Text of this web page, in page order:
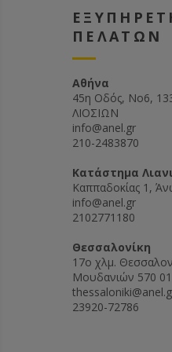
ΠΕΛΑΤΩΝ
Αθήνα
45η Οδός, Νο6,
ΛΙΟΣΙΩΝ
info@anel.gr
210-2483870
Kατάστημα
Καππαδοκίας 1,
info@anel.gr
2102771180
Θεσσαλονίκη
17ο χλμ.
Μουδανιών 570
23920-72786